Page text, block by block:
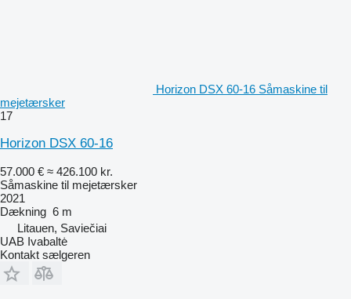
Horizon DSX 60-16 Såmaskine til
mejetærsker
17
Horizon DSX 60-16
57.000 € ≈ 426.100 kr.
Såmaskine til mejetærsker
2021
Dækning 6 m
Litauen, Saviečiai
UAB Ivabaltė
Kontakt sælgeren